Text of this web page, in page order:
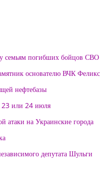
семьям погибших бойцов СВО
основателю ВЧК
нефтебазы
23 или 24 июля
атаки на Украинские города
депутата Шульги